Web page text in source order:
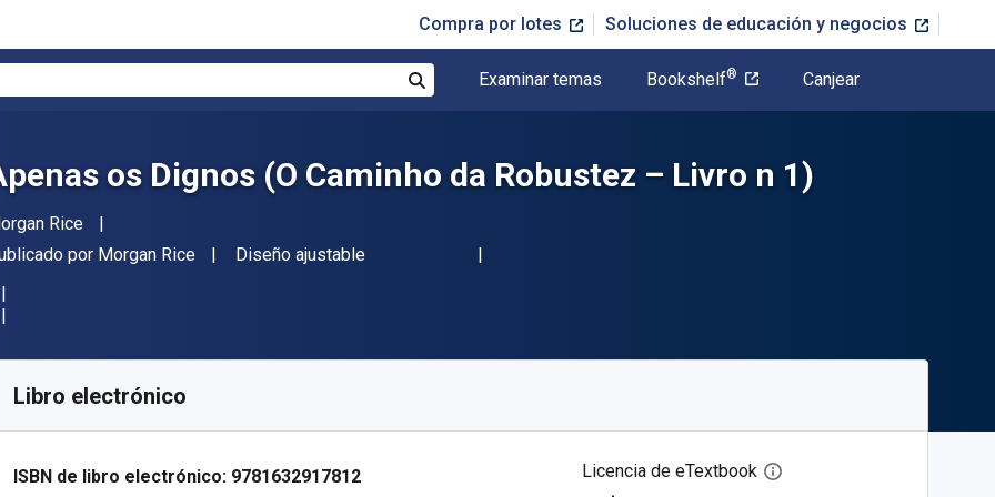
Compra por lotes Soluciones de educación y negocios
Examinar temas Bookshelf® Canjear
os Dignos (O Caminho da Robustez – Livro n 1)
Rice
por Morgan Rice Formato
Diseño ajustable
Libro electrónico
ISBN de libro electrónico: 9781632917812 Licencia de eTextbook Abre el cuadro de diálogo